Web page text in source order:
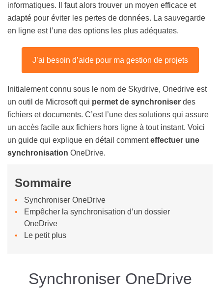
informatiques. Il faut alors trouver un moyen efficace et
adapté pour éviter les pertes de données. La sauvegarde
en ligne est l’une des options les plus adéquates.
J’ai besoin d’aide pour ma gestion de projets
Initialement connu sous le nom de Skydrive, Onedrive est
un outil de Microsoft qui permet de synchroniser des
fichiers et documents. C’est l’une des solutions qui assure
un accès facile aux fichiers hors ligne à tout instant. Voici
un guide qui explique en détail commenteffectuer une
synchronisation OneDrive.
Sommaire
Synchroniser OneDrive
Empêcher la synchronisation d’un dossier
OneDrive
Le petit plus
Synchroniser OneDrive